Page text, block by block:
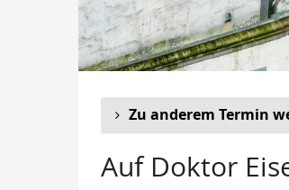
Zu anderem Termin
Auf Doktor